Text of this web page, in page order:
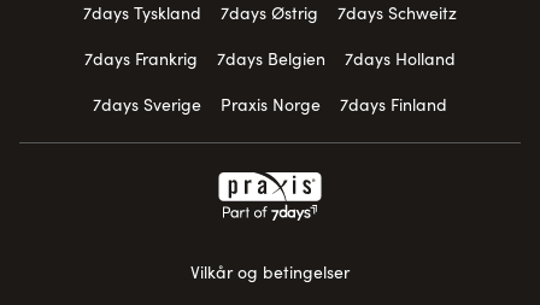
7days Tyskland 7days Østrig
7days Schweitz
7days Frankrig
7days Belgien
7days Holland
7days Sverige
Praxis Norge 7days Finland
Vilkår og betingelser